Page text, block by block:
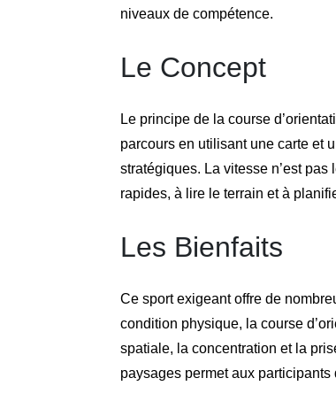
niveaux de compétence.
Le Concept
Le principe de la course
parcours en utilisant une carte et
stratégiques. La vitesse n’est
rapides, à lire le terrain et à
Les Bienfaits
Ce sport exigeant offre de
condition physique, la course
spatiale, la concentration et la
paysages permet aux